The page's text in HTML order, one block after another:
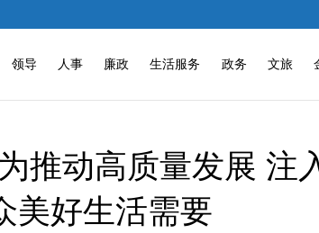
领导 人事 廉政 生活服务 政务 文旅
推动高质量发展 注
美好生活需要